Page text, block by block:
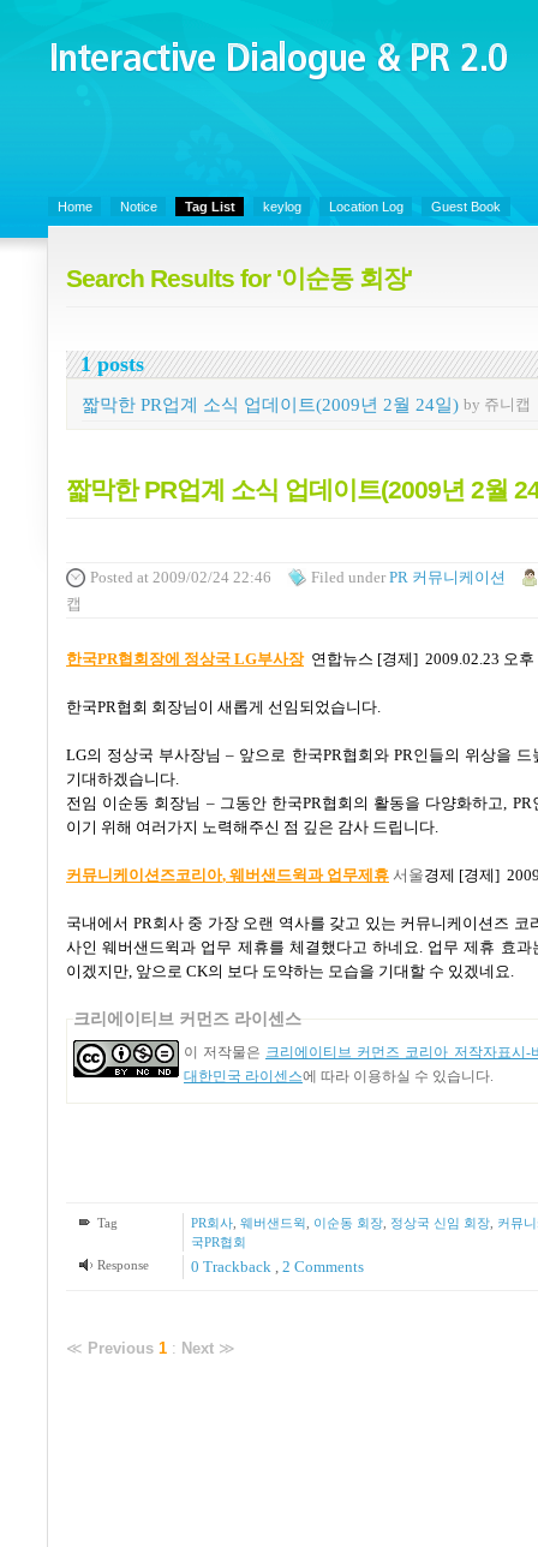
Interactive Dialogue &
PR 2.0
Home Notice Tag List keylog Location Log Guest Book
Search Results for '이순동 회장'
1 posts
짧막한 PR업계 소식 업데이트(2009년 2월 24일) by 쥬니캡
짧막한 PR업계 소식 업데이트(2009년 2월
Posted at 2009/02/24 22:46 Filed under PR 커뮤니케이션
캡
한국PR협회장에 정상국 LG부사장 연합뉴스 [경제] 2009.02.23 오후
한국PR협회 회장님이 새롭게 선임되었습니다.
LG의 정상국 부사장님– 앞으로 한국PR협회와PR인들의 위상을 드
기대하겠습니다.
전임 이순동 회장님 – 그동안 한국PR협회의 활동을 다양화하고, PR
이기 위해 여러가지 노력해주신 점 깊은 감사 드립니다.
커뮤니케이션즈코리아, 웨버샌드윅과 업무제휴 서울경제 [경제]
국내에서 PR회사 중 가장 오랜 역사를 갖고 있는 커뮤니케이션즈 코
사인 웨버샌드윅과 업무 제휴를 체결했다고 하네요. 업무 제휴 효과
이겠지만, 앞으로 CK의 보다 도약하는 모습을 기대할 수 있겠네요.
크리에이티브 커먼즈 라이센스
이 저작물은 크리에이티브 커먼즈 코리아 저작자표시-
대한민국 라이센스에 따라 이용하실 수 있습니다.
Tag PR회사, 웨버샌드윅 이순동 회장, 정상국 신임 회장, 커뮤
국PR협회
Response
0 Trackback , 2 Comments
≪ Previous 1 : Next ≫